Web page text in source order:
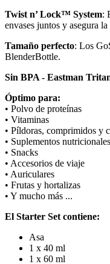
Twist n’ Lock™ System:
envases juntos y asegura
Tamaño perfecto: Los
BlenderBottle.
Sin BPA - Eastman
Óptimo para:
• Polvo de proteínas
• Vitaminas
• Píldoras, comprimidos y
• Suplementos nutricionales
• Snacks
• Accesorios de viaje
• Auriculares
• Frutas y hortalizas
• Y mucho más ...
El Starter Set contiene:
Asa
1 x 40 ml
1 x 60 ml